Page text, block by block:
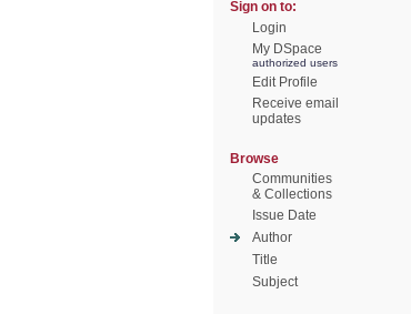
Sign on to:
Login
My DSpace
authorized users
Edit Profile
Receive email
updates
Browse
Communities
& Collections
Issue Date
Author
Title
Subject